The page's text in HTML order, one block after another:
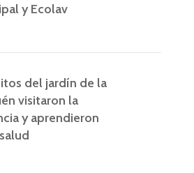
y Ecolav
del jardín de la
visitaron la
y aprendieron